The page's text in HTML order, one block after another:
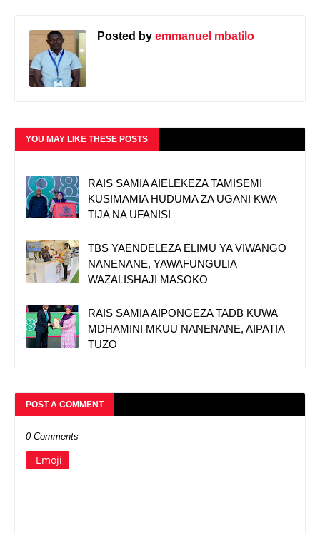
Posted by emmanuel mbatilo
YOU MAY LIKE THESE POSTS
RAIS SAMIA AIELEKEZA TAMISEMI
KUSIMAMIA HUDUMA ZA UGANI KWA
TIJA NA UFANISI
TBS YAENDELEZA ELIMU YA VIWANGO
NANENANE, YAWAFUNGULIA
WAZALISHAJI MASOKO
RAIS SAMIA AIPONGEZA TADB KUWA
MDHAMINI MKUU NANENANE, AIPATIA
TUZO
POST A COMMENT
0 Comments
Emoji